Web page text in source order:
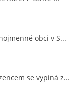
obci v S...
se vypíná z...